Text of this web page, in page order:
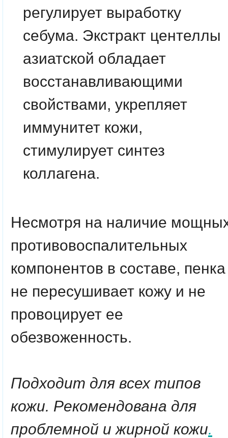
регулирует выработку
себума. Экстракт центеллы
азиатской обладает
восстанавливающими
свойствами, укрепляет
иммунитет кожи,
стимулирует синтез
коллагена.
Несмотря на наличие
противовоспалительных
компонентов в составе, пенка
не пересушивает кожу и не
провоцирует ее
обезвоженность.
Подходит для всех типов
кожи. Рекомендована для
проблемной и жирной кожи.